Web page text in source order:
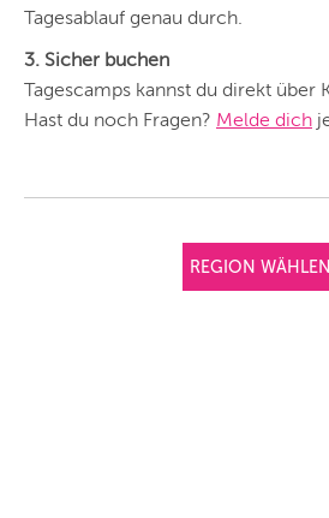
Tagesablauf genau durch.
3. Sicher buchen
Tagescamps kannst du direkt über
Hast du noch Fragen? Melde dich
REGION WÄHLEN